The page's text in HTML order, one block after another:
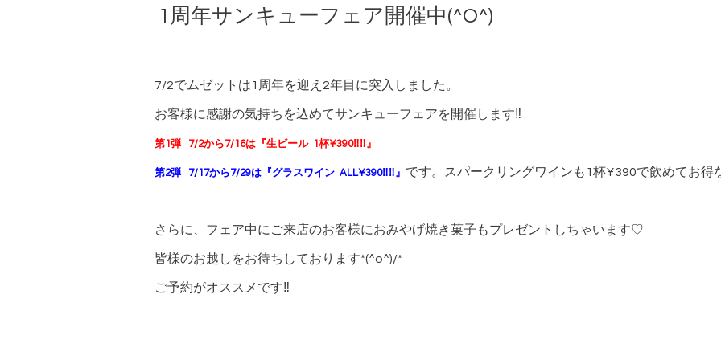
1周年サンキューフェア開催中(^O^)
7/2でムゼットは1周年を迎え2年目に突入しました。
お客様に感謝の気持ちを込めてサンキューフェアを開催します‼
第1弾 7/2から7/16は『生ビール 1杯¥390‼‼』
第2弾 7/17から7/29は『グラスワイン ALL¥390‼‼』 です。スパークリングワインも1杯¥390で飲めてお得
さらに、フェア中にご来店のお客様におみやげ焼き菓子もプレゼントしちゃいます♡
皆様のお越しをお待ちしております*(^o^)/*
ご予約がオススメです‼